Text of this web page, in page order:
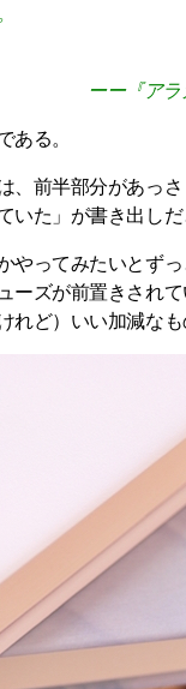
ーー『ア
ある。
、前半部分があっ
いた」が書き出し
やってみたいとず
ーズが前置きされ
れど）いい加減な